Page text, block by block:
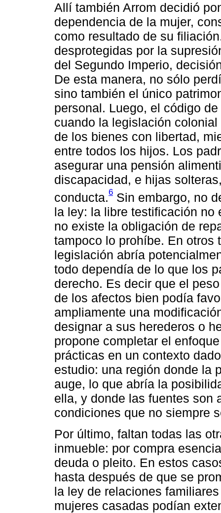
Allí también Arrom decidió
dependencia de la mujer,
como resultado de su
desprotegidas por la
del Segundo Imperio,
De esta manera, no sólo
sino también el único
personal. Luego, el código
cuando la legislación
de los bienes con libertad,
entre todos los hijos. Los
asegurar una pensión
discapacidad, e hijas
conducta.6 Sin embargo, no
la ley: la libre testificación no
no existe la obligación de
tampoco lo prohíbe. En otros
legislación abría
todo dependía de lo que los
derecho. Es decir que el
de los afectos bien podía
ampliamente una
designar a sus herederos o
propone completar el
prácticas en un contexto
estudio: una región donde la
auge, lo que abría la
ella, y donde las fuentes son
condiciones que no siempre
Por último, faltan todas las
inmueble: por compra
deuda o pleito. En estos
hasta después de que se
la ley de relaciones
mujeres casadas podían